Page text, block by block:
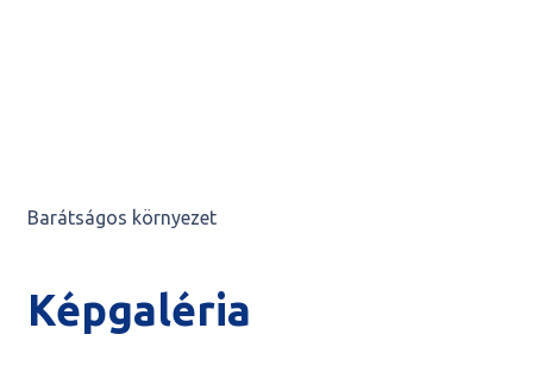
Barátságos környezet
Képgaléria